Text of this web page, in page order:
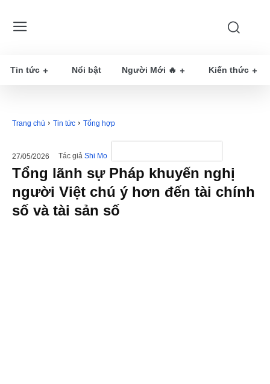
Tin tức Nổi bật Người Mới 🔥 Kiến thức
Trang chủ Tin tức Tổng hợp
27/05/2026 Tác giả Shi Mo
Tổng lãnh sự Pháp khuyến nghị
người Việt chú ý hơn đến tài chính
số và tài sản số